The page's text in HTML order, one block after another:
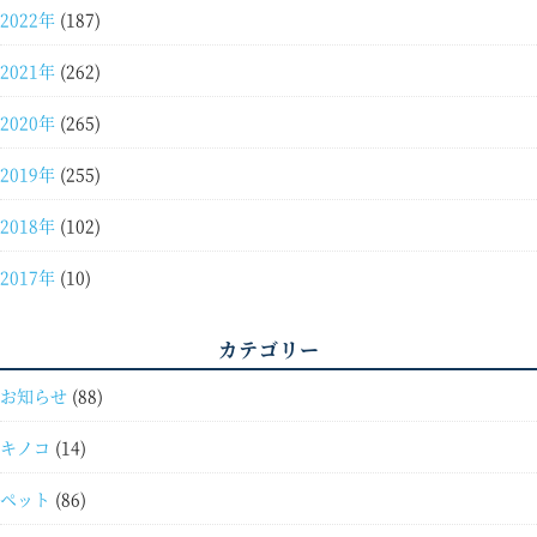
2022年 (187)
2021年 (262)
2020年 (265)
2019年 (255)
2018年 (102)
2017年 (10)
カテゴリー
お知らせ (88)
キノコ (14)
ペット (86)